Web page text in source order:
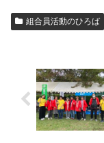
組合員活動のひろば